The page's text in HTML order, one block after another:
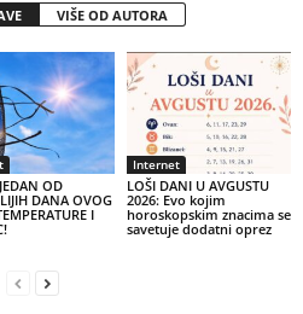
VIŠE OD AUTORA
OD
DANA OVOG
I
Internet
LOŠI DANI U AVGUSTU
2026: Evo kojim
horoskopskim znacima se
savetuje dodatni oprez